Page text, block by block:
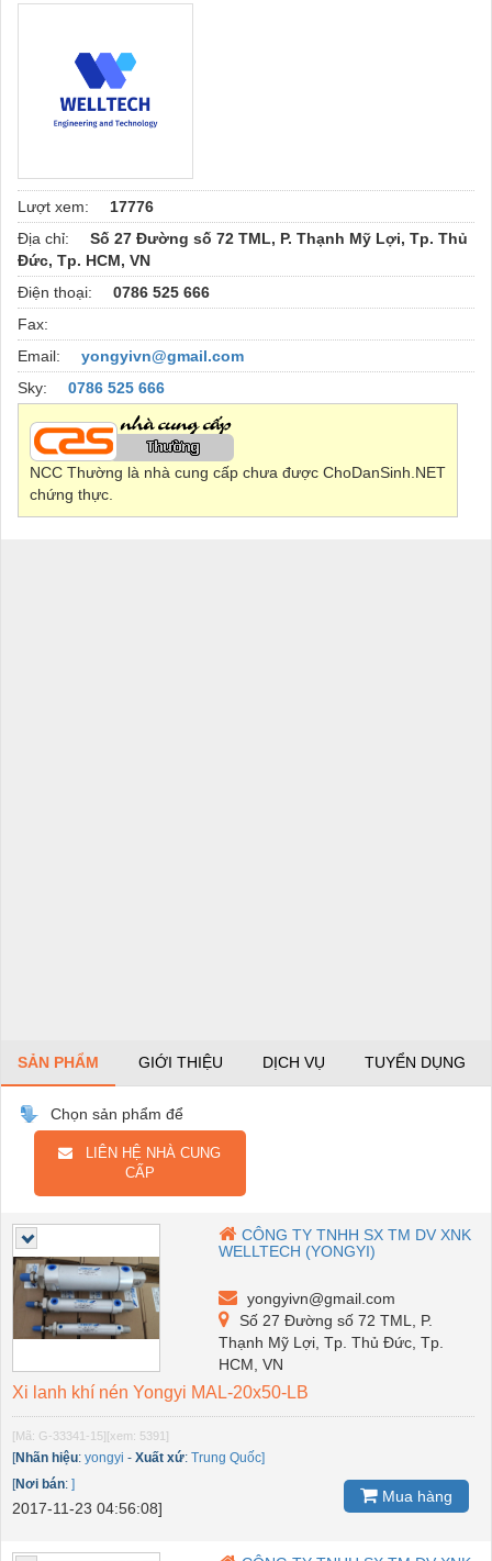
Lượt xem:
17776
Địa chỉ:
Số 27 Đường số 72 TML, P. Thạnh Mỹ Lợi, Tp. Thủ
Đức, Tp. HCM, VN
Điện thoại:
0786 525 666
Fax:
Email:
yongyivn@gmail.com
Sky:
0786 525 666
NCC Thường là nhà cung cấp chưa được ChoDanSinh.NET
chứng thực.
SẢN PHẨM GIỚI THIỆU DỊCH VỤ TUYỂN DỤNG
Chọn sản phẩm để
LIÊN HỆ NHÀ CUNG
CẤP
CÔNG TY TNHH SX TM DV XNK
WELLTECH (YONGYI)
yongyivn@gmail.com
Số 27 Đường số 72 TML, P.
Thạnh Mỹ Lợi, Tp. Thủ Đức, Tp.
HCM, VN
Xi lanh khí nén Yongyi MAL-20x50-LB
[Mã: G-33341-15][xem: 5391]
[Nhãn hiệu: yongyi - Xuất xứ: Trung Quốc]
[Nơi bán: ]
2017-11-23 04:56:08]
Mua hàng